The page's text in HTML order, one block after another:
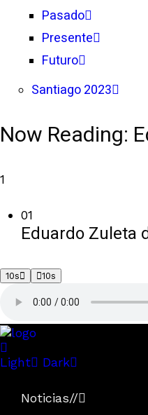
Pasado
Presente
Futuro
Santiago 2023
Now Reading:
1
01
Eduardo Zuleta
10s 10s
Light Dark
Noticias//